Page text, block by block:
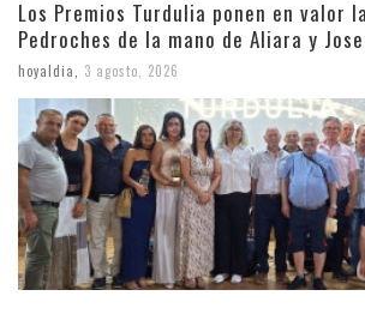
Los Premios Turdulia ponen en valor
Pedroches de la mano de Aliara y
hoyaldia 3 agosto, 2026